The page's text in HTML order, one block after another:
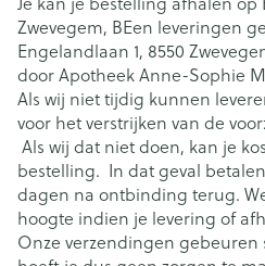
Zwevegem, BEen leveringen
Engelandlaan 1, 8550
door Apotheek Anne-Sophie
Als wij niet tijdig kunnen
voor het verstrijken van de
Als wij dat niet doen, kan je
bestelling. In dat geval
dagen na ontbinding terug.
hoogte indien je levering of
Onze verzendingen gebeuren